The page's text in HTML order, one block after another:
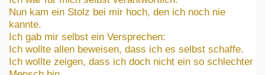
Nun kam ein Stolz bei mir hoch, den ich noch nie
kannte.
Ich gab mir selbst ein Versprechen:
Ich wollte allen beweisen, dass ich es selbst schaffe.
Ich wollte zeigen, dass ich doch nicht ein so schlechter